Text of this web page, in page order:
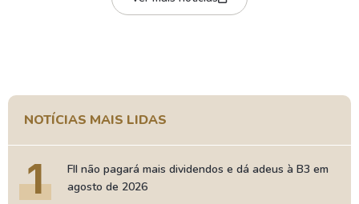
NOTÍCIAS MAIS LIDAS
1
FII não pagará mais dividendos e dá adeus à B3 em
agosto de 2026